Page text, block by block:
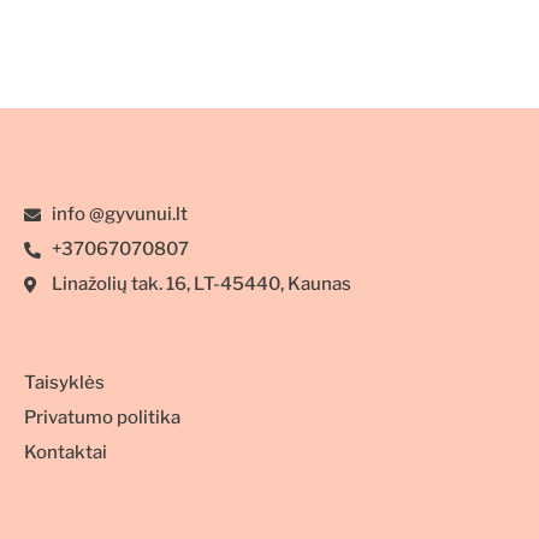
info @gyvunui.lt
+37067070807
Linažolių tak. 16, LT-45440, Kaunas
Taisyklės
Privatumo politika
Kontaktai